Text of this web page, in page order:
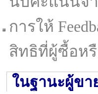
การให้
สิทธิที่ผู้ซื้อห
ในฐานะผู้ขา